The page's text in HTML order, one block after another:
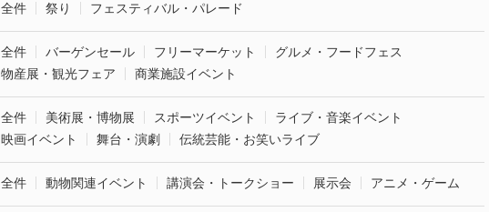
全件 祭り フェスティバル・パレード
全件 バーゲンセール フリーマーケット
グルメ・フードフェス
物産展・観光フェア
商業施設イベント
全件 美術展・博物展 スポーツイベント
ライブ・音楽イベント
映画イベント
舞台・演劇 伝統芸能・お笑いライブ
全件 動物関連イベント 講演会・トークショー 展示会 アニメ・ゲーム